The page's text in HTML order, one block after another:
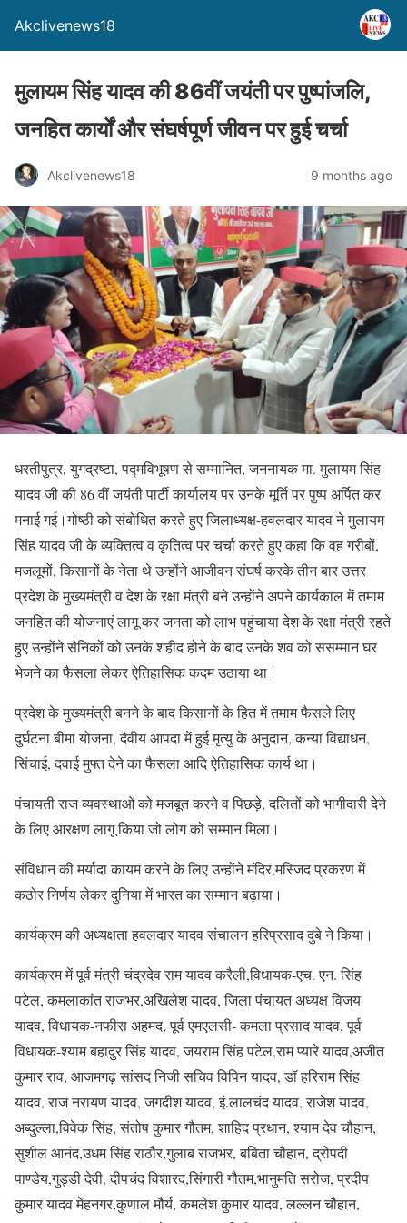
Akclivenews18
मुलायम सिंह यादव की 86वीं जयंती पर पुष्पांजलि,
जनहित कार्यों और संघर्षपूर्ण जीवन पर हुई चर्चा
Akclivenews18 9 months ago
धरतीपुत्र, युगद्रष्टा, पद्मविभूषण से सम्मानित, जननायक मा. मुलायम सिंह
यादव जी की 86 वीं जयंती पार्टी कार्यालय पर उनके मूर्ति पर पुष्प अर्पित कर
मनाई गई।गोष्ठी को संबोधित करते हुए जिलाध्यक्ष-हवलदार यादव ने मुलायम
सिंह यादव जी के व्यक्तित्व व कृतित्व पर चर्चा करते हुए कहा कि वह गरीबों,
मजलूमों, किसानों के नेता थे उन्होंने आजीवन संघर्ष करके तीन बार उत्तर
प्रदेश के मुख्यमंत्री व देश के रक्षा मंत्री बने उन्होंने अपने कार्यकाल में तमाम
जनहित की योजनाएं लागू कर जनता को लाभ पहुंचाया देश के रक्षा मंत्री रहते
हुए उन्होंने सैनिकों को उनके शहीद होने के बाद उनके शव को ससम्मान घर
भेजने का फैसला लेकर ऐतिहासिक कदम उठाया था।
प्रदेश के मुख्यमंत्री बनने के बाद किसानों के हित में तमाम फैसले लिए
दुर्घटना बीमा योजना, दैवीय आपदा में हुई मृत्यु के अनुदान, कन्या विद्याधन,
सिंचाई, दवाई मुफ्त देने का फैसला आदि ऐतिहासिक कार्य था।
पंचायती राज व्यवस्थाओं को मजबूत करने व पिछड़े, दलितों को भागीदारी देने
के लिए आरक्षण लागू किया जो लोग को सम्मान मिला।
संविधान की मर्यादा कायम करने के लिए उन्होंने मंदिर,मस्जिद प्रकरण में
कठोर निर्णय लेकर दुनिया में भारत का सम्मान बढ़ाया।
कार्यक्रम की अध्यक्षता हवलदार यादव संचालन हरिप्रसाद दुबे ने किया।
कार्यक्रम में पूर्व मंत्री चंद्रदेव राम यादव करैली,विधायक-एच. एन. सिंह
पटेल, कमलाकांत राजभर,अखिलेश यादव, जिला पंचायत अध्यक्ष विजय
यादव, विधायक-नफीस अहमद, पूर्व एमएलसी- कमला प्रसाद यादव, पूर्व
विधायक-श्याम बहादुर सिंह यादव, जयराम सिंह पटेल,राम प्यारे यादव,अजीत
कुमार राव, आजमगढ़ सांसद निजी सचिव विपिन यादव, डॉ हरिराम सिंह
यादव, राज नरायण यादव, जगदीश यादव, इं.लालचंद यादव, राजेश यादव,
अब्दुल्ला,विवेक सिंह, संतोष कुमार गौतम, शाहिद प्रधान, श्याम देव चौहान,
सुशील आनंद,उधम सिंह राठौर,गुलाब राजभर, बबिता चौहान, द्रोपदी
पाण्डेय,गुड्डी देवी, दीपचंद विशारद,सिंगारी गौतम,भानुमति सरोज, प्रदीप
कुमार यादव मेंहनगर,कुणाल मौर्य, कमलेश कुमार यादव, लल्लन चौहान,